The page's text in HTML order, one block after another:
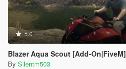
5.0
Blazer Aqua Scout [Add-On|FiveM]
By Silentm503